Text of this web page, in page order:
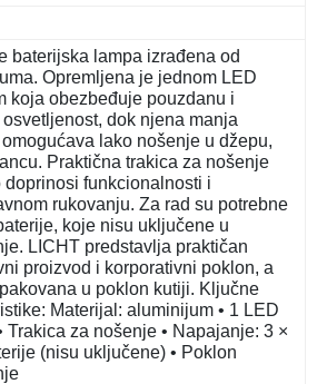
baterijska lampa izrađena od
Opremljena je jednom LED
koja obezbeđuje pouzdanu i
dok njena manja
lako nošenje u džepu,
Praktična trakica za nošenje
doprinosi funkcionalnosti i
rukovanju. Za rad su potrebne
koje nisu uključene u
LICHT predstavlja praktičan
proizvod i korporativni poklon, a
u poklon kutiji. Ključne
Materijal: aluminijum • 1 LED
Trakica za nošenje • Napajanje: 3 ×
(nisu uključene) • Poklon